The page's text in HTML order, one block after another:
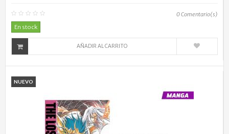
0Comentario(s)
En stock
AÑADIR AL CARRITO
NUEVO